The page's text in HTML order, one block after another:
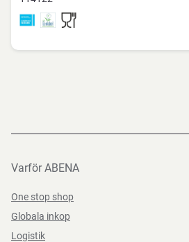
Varför ABENA
One stop shop
Globala inkop
Logistik